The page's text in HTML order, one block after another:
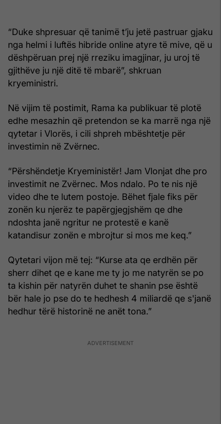
“Duke shpresuar që tanimë t’ju jetë pastruar gjaku
nga helmi i luftës hibride online atyre të mive, që u
dëshpëruan prej një rreziku imagjinar, ju uroj të
gjithëve ju një ditë të mbarë”, shkruan
kryeministri.
Në vijim të postimit, Rama ka publikuar të plotë
edhe mesazhin që pretendon se ka marrë nga një
qytetar i Vlorës, i cili shpreh mbështetje për
investimin në Zvërnec.
“Përshëndetje Kryeministër! Jam Vlonjat dhe pro
investimit ne Zvërnec. Mos ndalo. Po te nis një
video dhe te lutem postoje. Bëhet fjale fiks për
zonën ku njerëz te papërgjegjshëm qe dhe
ndoshta janë ngritur ne protestë e kanë
katandisur zonën e mbrojtur si mos me keq.”
Qytetari vijon më tej: “Kurse ata qe erdhën për
sherr dihet qe e kane me ty jo me natyrën se po
ta kishin për natyrën duhet te shanin pse është
bër hale jo pse do te hedhesh 4 miliardë qe s'janë
hedhur tërë historinë ne anët tona.”